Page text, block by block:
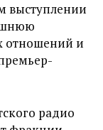
выступлении
отношений и
радио